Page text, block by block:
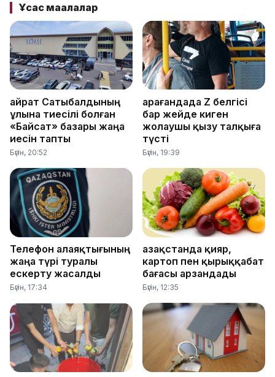
Ұқсас мақалалар
Қайрат Сатыбалдының
ұлына тиесілі болған
«Байсат» базары жаңа
иесін тапты
Бүгін, 20:52
Қарағандада Z белгісі
бар жейде киген
жолаушы қызу талқыға
түсті
Бүгін, 19:39
Телефон алаяқтығының
жаңа түрі туралы
ескерту жасалды
Бүгін, 17:34
Қазақстанда қияр,
картоп пен қырыққабат
бағасы арзандады
Бүгін, 12:35